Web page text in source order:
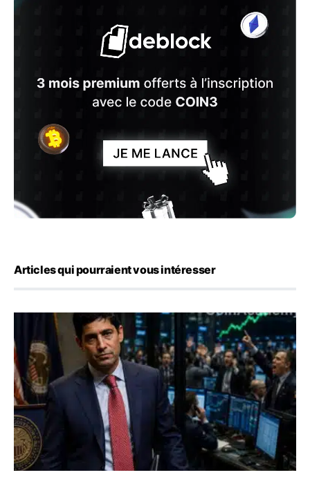
Articles qui pourraient vous intéresser
Emploi américain : 23 000 postes détruits en juillet, les